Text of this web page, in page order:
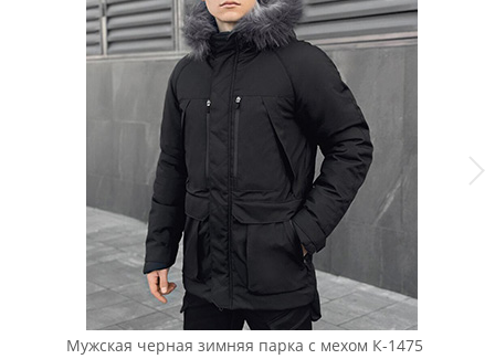
Мужская черная зимняя парка с мехом К-1475